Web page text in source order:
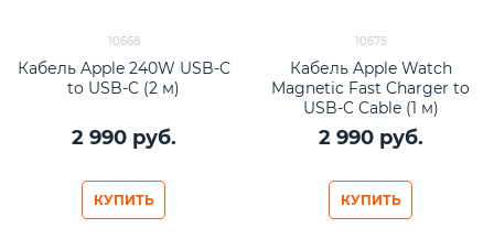
10668
Кабель Apple 240W USB-C
to USB-C (2 м)
2 990 руб.
КУПИТЬ
10675
Кабель Apple Watch
Magnetic Fast Charger to
USB-C Cable (1 м)
2 990 руб.
КУПИТЬ